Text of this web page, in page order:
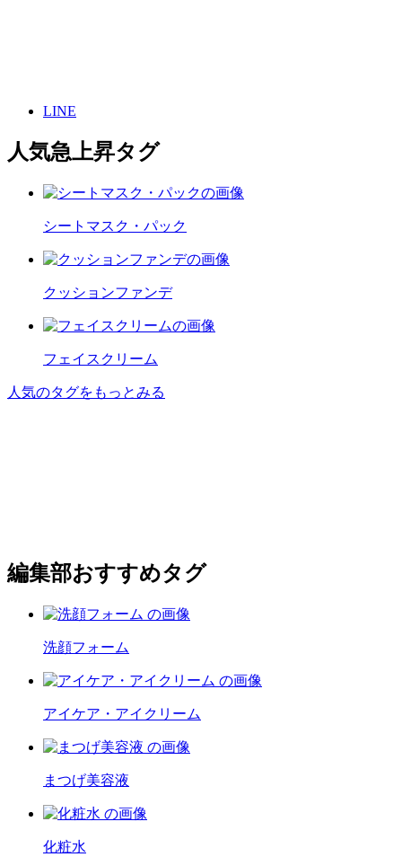
LINE
人気急上昇タグ
シートマスク・パック
クッションファンデ
フェイスクリーム
人気のタグをもっとみる
編集部おすすめタグ
洗顔フォーム
アイケア・アイクリーム
まつげ美容液
化粧水